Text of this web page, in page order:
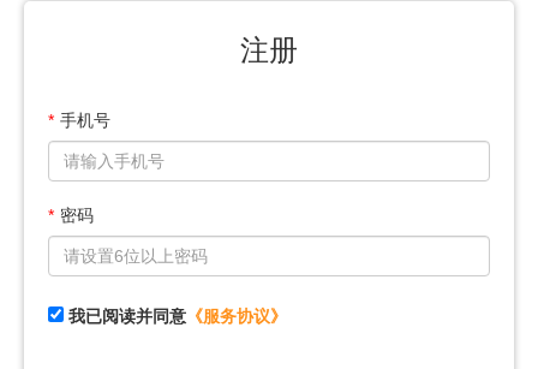
注册
* 手机号
* 密码
我已阅读并同意 《服务协议》